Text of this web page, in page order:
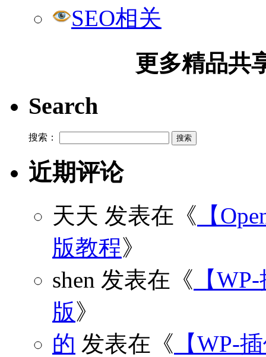
SEO相关
更多精品共
Search
搜索：
近期评论
天天 发表在《 【
版教程》
shen 发表在《 【
版》
的 发表在《 【WP-